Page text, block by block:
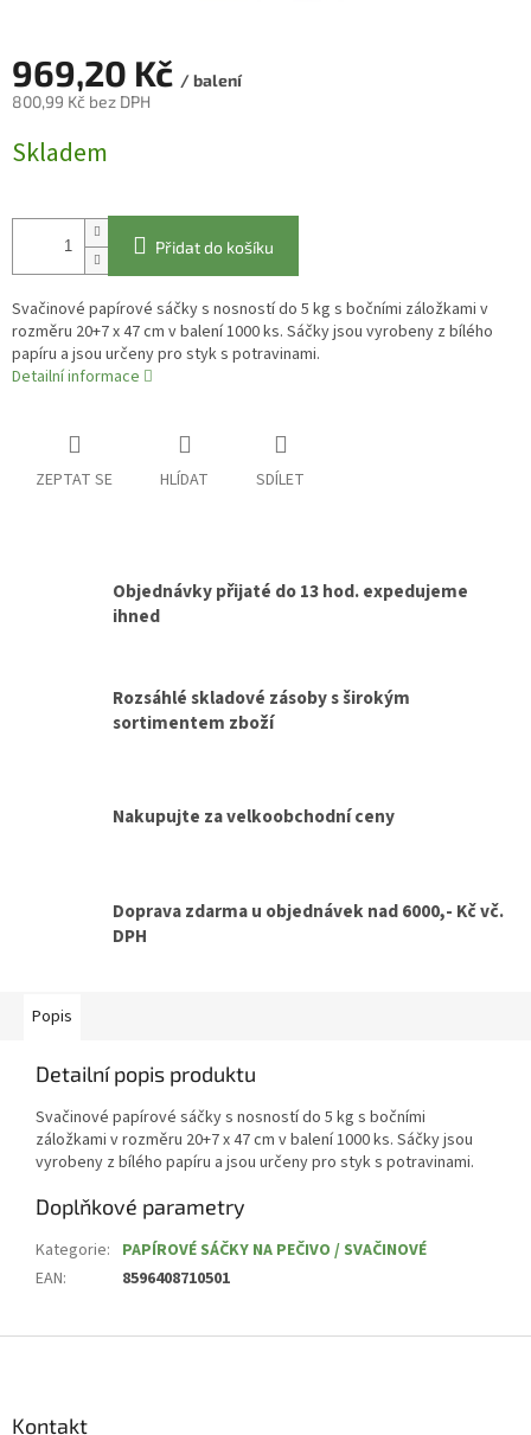
969,20 Kč / balení
800,99 Kč bez DPH
cena:
Skladem
Přidat do košíku
Svačinové papírové sáčky s nosností do 5 kg s bočními záložkami v
rozměru 20+7 x 47 cm v balení 1000 ks. Sáčky jsou vyrobeny z bílého
papíru a jsou určeny pro styk s potravinami.
Detailní informace
ZEPTAT SE HLÍDAT SDÍLET
Objednávky přijaté do 13 hod. expedujeme
ihned
Rozsáhlé skladové zásoby s širokým
sortimentem zboží
Nakupujte za velkoobchodní ceny
Doprava zdarma u objednávek nad 6000,- Kč vč.
DPH
Popis
Detailní popis produktu
Svačinové papírové sáčky s nosností do 5 kg s bočními
záložkami v rozměru 20+7 x 47 cm v balení 1000 ks. Sáčky jsou
vyrobeny z bílého papíru a jsou určeny pro styk s potravinami.
Doplňkové parametry
Kategorie: PAPÍROVÉ SÁČKY NA PEČIVO / SVAČINOVÉ
EAN: 8596408710501
Kontakt